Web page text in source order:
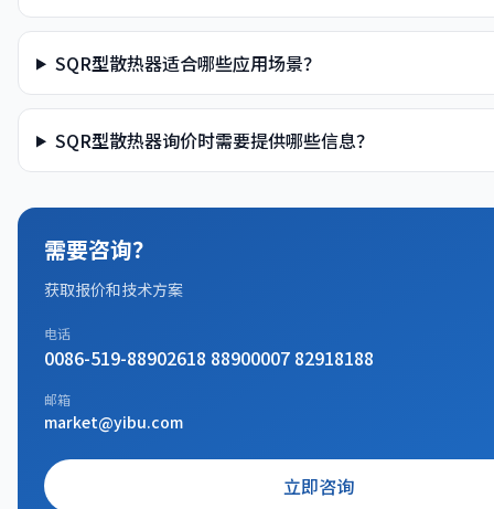
SQR型散热器适合哪些应用场景？
SQR型散热器询价时需要提供哪些信息？
需要咨询？
获取报价和技术方案
电话
0086-519-88902618 88900007 82918188
邮箱
market@yibu.com
立即咨询